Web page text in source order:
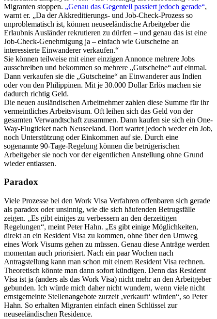
Migranten stoppen. „Genau das Gegenteil passiert jedoch gerade“,
warnt er. „Da der Akkreditierungs- und Job-Check-Prozess so
unproblematisch ist, können neuseeländische Arbeitgeber die
Erlaubnis Ausländer rekrutieren zu dürfen – und genau das ist eine
Job-Check-Genehmigung ja – einfach wie Gutscheine an
interessierte Einwanderer verkaufen.“
Sie können teilweise mit einer einzigen Annonce mehrere Jobs
ausschreiben und bekommen so mehrere „Gutscheine“ auf einmal.
Dann verkaufen sie die „Gutscheine“ an Einwanderer aus Indien
oder von den Philippinen. Mit je 30.000 Dollar Erlös machen sie
dadurch richtig Geld.
Die neuen ausländischen Arbeitnehmer zahlen diese Summe für ihr
vermeintliches Arbeitsvisum. Oft leihen sich das Geld von der
gesamten Verwandtschaft zusammen. Dann kaufen sie sich ein One-
Way-Flugticket nach Neuseeland. Dort wartet jedoch weder ein Job,
noch Unterstützung oder Einkommen auf sie. Durch eine
sogenannte 90-Tage-Regelung können die betrügerischen
Arbeitgeber sie noch vor der eigentlichen Anstellung ohne Grund
wieder entlassen.
Paradox
Viele Prozesse bei den Work Visa Verfahren offenbaren sich gerade
als paradox oder unsinnig, wie die sich häufenden Betrugsfälle
zeigen. „Es gibt einiges zu verbessern an den derzeitigen
Regelungen“, meint Peter Hahn. „Es gibt einige Möglichkeiten,
direkt an ein Resident Visa zu kommen, ohne über den Umweg
eines Work Visums gehen zu müssen. Genau diese Anträge werden
momentan auch priorisiert. Nach ein paar Wochen nach
Antragstellung kann man schon mit einem Resident Visa rechnen.
Theoretisch könnte man dann sofort kündigen. Denn das Resident
Visa ist ja (anders als das Work Visa) nicht mehr an den Arbeitgeber
gebunden. Ich würde mich daher nicht wundern, wenn viele nicht
ernstgemeinte Stellenangebote zurzeit ‚verkauft‘ würden“, so Peter
Hahn. So erhalten Migranten einfach einen Schlüssel zur
neuseeländischen Residence.